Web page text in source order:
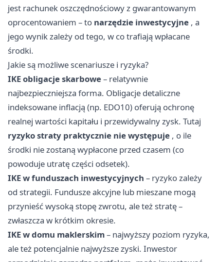
jest rachunek oszczędnościowy z gwarantowanym
oprocentowaniem – to narzędzie inwestycyjne , a
jego wynik zależy od tego, w co trafiają wpłacane
środki.
Jakie są możliwe scenariusze i ryzyka?
IKE obligacje skarbowe– relatywnie
najbezpieczniejsza forma. Obligacje detaliczne
indeksowane inflacją (np. EDO10) oferują ochronę
realnej wartości kapitału i przewidywalny zysk. Tutaj
ryzyko straty praktycznie nie występuje , o ile
środki nie zostaną wypłacone przed czasem (co
powoduje utratę części odsetek).
IKE w funduszach inwestycyjnych – ryzyko zależy
od strategii. Fundusze akcyjne lub mieszane mogą
przynieść wysoką stopę zwrotu, ale też stratę –
zwłaszcza w krótkim okresie.
IKE w domu maklerskim– najwyższy poziom ryzyka,
ale też potencjalnie najwyższe zyski. Inwestor